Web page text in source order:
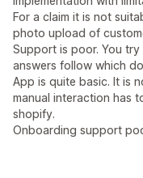
For a claim it is not
photo upload of
Support is poor. You
answers follow which
App is quite basic. It is
manual interaction has
shopify.
Onboarding support